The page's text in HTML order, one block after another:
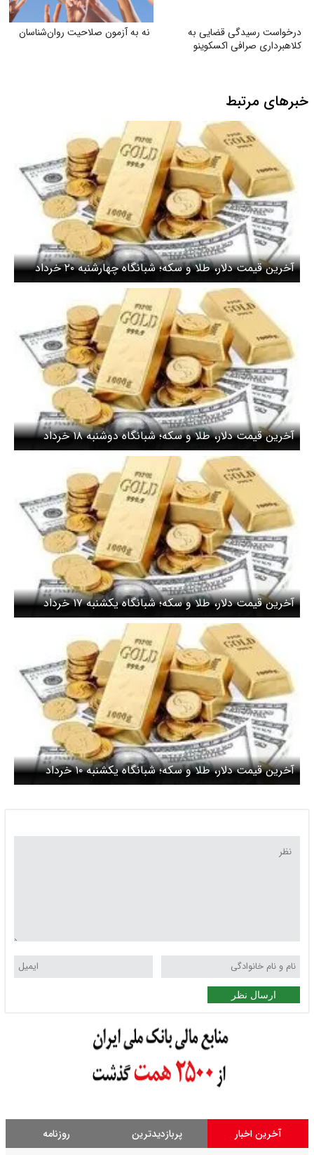
درخواست رسیدگی قضایی به
کلاهبرداری صرافی اکسکوینو
نه به آزمون صلاحیت روان‌شناسان
خبرهای مرتبط
آخرین قیمت دلار، طلا و سکه؛ شبانگاه چهارشنبه ۲۰ خرداد
۱۴۰۵/ قیمت دلار دوباره صعودی شد
آخرین قیمت دلار، طلا و سکه؛ شبانگاه دوشنبه ۱۸ خرداد
۱۴۰۵/ واکنش بازارها به تبادل آتش بین ایران و اسرائیل
آخرین قیمت دلار، طلا و سکه؛ شبانگاه یکشنبه ۱۷ خرداد
۱۴۰۵/ بهای دلار دوباره صعودی شد
آخرین قیمت دلار، طلا و سکه؛ شبانگاه یکشنبه ۱۰ خرداد
۱۴۰۵/ ریزش قیمت دلار
ارسال نظر
آخرین اخبار پربازدیدترین روزنامه